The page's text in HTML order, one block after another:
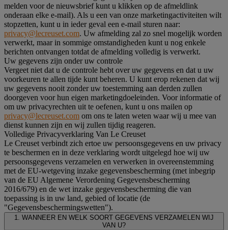
melden voor de nieuwsbrief kunt u klikken op de afmeldlink
onderaan elke e-mail). Als u een van onze marketingactiviteiten wilt
stopzetten, kunt u in ieder geval een e-mail sturen naar:
privacy@lecreuset.com. Uw afmelding zal zo snel mogelijk worden
verwerkt, maar in sommige omstandigheden kunt u nog enkele
berichten ontvangen totdat de afmelding volledig is verwerkt.
Uw gegevens zijn onder uw controle
Vergeet niet dat u de controle hebt over uw gegevens en dat u uw
voorkeuren te allen tijde kunt beheren. U kunt erop rekenen dat wij
uw gegevens nooit zonder uw toestemming aan derden zullen
doorgeven voor hun eigen marketingdoeleinden. Voor informatie of
om uw privacyrechten uit te oefenen, kunt u ons mailen op
privacy@lecreuset.com om ons te laten weten waar wij u mee van
dienst kunnen zijn en wij zullen tijdig reageren.
Volledige Privacyverklaring Van Le Creuset
Le Creuset verbindt zich ertoe uw persoonsgegevens en uw privacy
te beschermen en in deze verklaring wordt uitgelegd hoe wij uw
persoonsgegevens verzamelen en verwerken in overeenstemming
met de EU-wetgeving inzake gegevensbescherming (met inbegrip
van de EU Algemene Verordening Gegevensbescherming
2016/679) en de wet inzake gegevensbescherming die van
toepassing is in uw land, gebied of locatie (de
"Gegevensbeschermingswetten").
1. WANNEER EN WELK SOORT GEGEVENS VERZAMELEN WIJ
VAN U?